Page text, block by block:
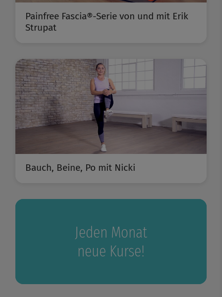
Painfree Fascia®-Serie von und mit Erik
Strupat
Bauch, Beine, Po mit Nicki
Jeden Monat
neue Kurse!